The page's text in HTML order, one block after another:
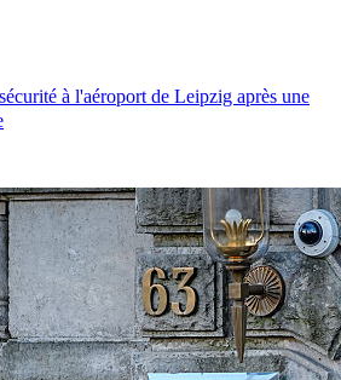
à l'aéroport de Leipzig après une